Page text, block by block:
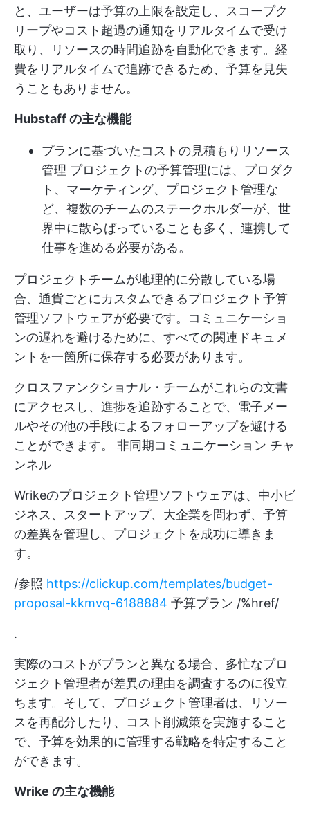
と、ユーザーは予算の上限を設定し、スコープク
リープやコスト超過の通知をリアルタイムで受け
取り、リソースの時間追跡を自動化できます。経
費をリアルタイムで追跡できるため、予算を見失
うこともありません。
Hubstaff の主な機能
プランに基づいたコストの見積もり リソース
管理 プロジェクトの予算管理には、プロダク
ト、マーケティング、プロジェクト管理な
ど、複数のチームのステークホルダーが、世
界中に散らばっていることも多く、連携して
仕事を進める必要がある。
プロジェクトチームが地理的に分散している場
合、通貨ごとにカスタムできるプロジェクト予算
管理ソフトウェアが必要です。コミュニケーショ
ンの遅れを避けるために、すべての関連ドキュメ
ントを一箇所に保存する必要があります。
クロスファンクショナル・チームがこれらの文書
にアクセスし、進捗を追跡することで、電子メー
ルやその他の手段によるフォローアップを避ける
ことができます。 非同期コミュニケーション チャ
ンネル
Wrikeのプロジェクト管理ソフトウェアは、中小ビ
ジネス、スタートアップ、大企業を問わず、予算
の差異を管理し、プロジェクトを成功に導きま
す。
/参照 https://clickup.com/templates/budget-
proposal-kkmvq-6188884 予算プラン /%href/
.
実際のコストがプランと異なる場合、多忙なプロ
ジェクト管理者が差異の理由を調査するのに役立
ちます。そして、プロジェクト管理者は、リソー
スを再配分したり、コスト削減策を実施すること
で、予算を効果的に管理する戦略を特定すること
ができます。
Wrike の主な機能